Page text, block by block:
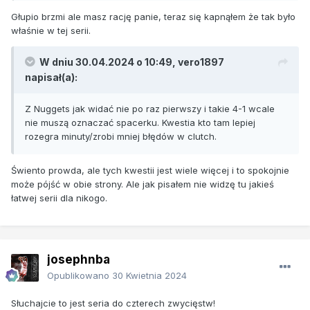
Głupio brzmi ale masz rację panie, teraz się kapnąłem że tak było
właśnie w tej serii.
W dniu 30.04.2024 o 10:49, vero1897
napisał(a):
Z Nuggets jak widać nie po raz pierwszy i takie 4-1 wcale
nie muszą oznaczać spacerku. Kwestia kto tam lepiej
rozegra minuty/zrobi mniej błędów w clutch.
Świento prowda, ale tych kwestii jest wiele więcej i to spokojnie
może pójść w obie strony. Ale jak pisałem nie widzę tu jakieś
łatwej serii dla nikogo.
josephnba
Opublikowano 30 Kwietnia 2024
Słuchajcie to jest seria do czterech zwycięstw!